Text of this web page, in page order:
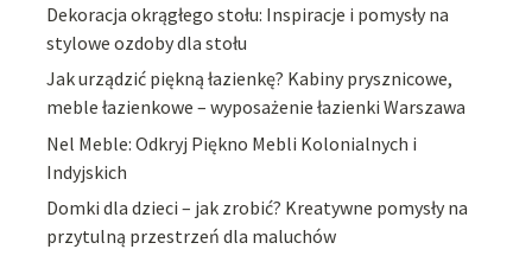
Dekoracja okrągłego stołu: Inspiracje i pomysły na
stylowe ozdoby dla stołu
Jak urządzić piękną łazienkę? Kabiny prysznicowe,
meble łazienkowe – wyposażenie łazienki Warszawa
Nel Meble: Odkryj Piękno Mebli Kolonialnych i
Indyjskich
Domki dla dzieci – jak zrobić? Kreatywne pomysły na
przytulną przestrzeń dla maluchów